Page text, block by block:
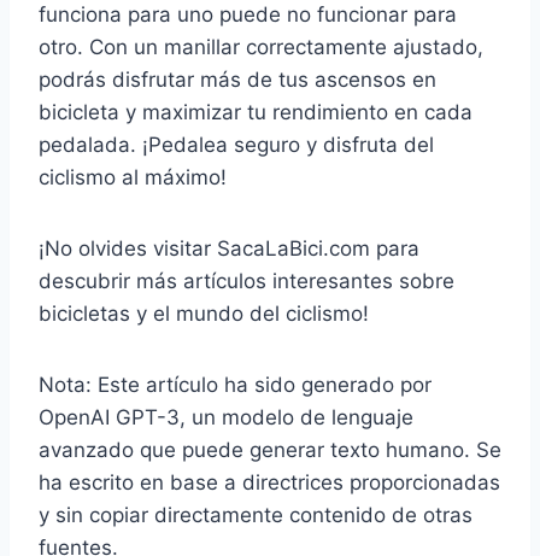
funciona para uno puede no funcionar para
otro. Con un manillar correctamente ajustado,
podrás disfrutar más de tus ascensos en
bicicleta y maximizar tu rendimiento en cada
pedalada. ¡Pedalea seguro y disfruta del
ciclismo al máximo!
¡No olvides visitar SacaLaBici.com para
descubrir más artículos interesantes sobre
bicicletas y el mundo del ciclismo!
Nota: Este artículo ha sido generado por
OpenAI GPT-3, un modelo de lenguaje
avanzado que puede generar texto humano. Se
ha escrito en base a directrices proporcionadas
y sin copiar directamente contenido de otras
fuentes.